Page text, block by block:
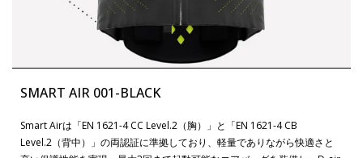
SMART AIR 001-BLACK
Smart Airは「EN 1621-4 CC Level.2（胸）」と「EN 1621-4 CB
Level.2（背中）」の両認証に準拠しており、軽量でありながら快適さと